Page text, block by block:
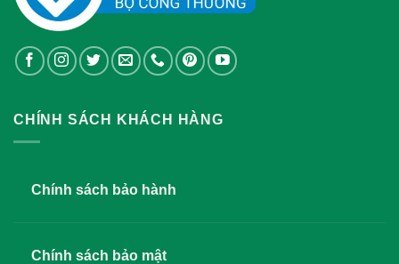
CHÍNH SÁCH KHÁCH HÀNG
Chính sách bảo hành
Chính sách bảo mật